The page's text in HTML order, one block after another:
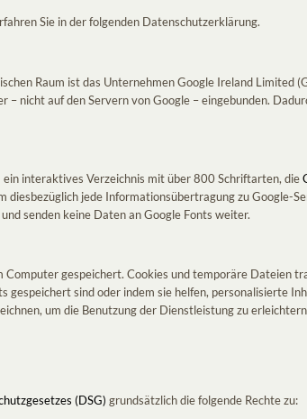
Sie in der folgenden Datenschutzerklärung.
Raum ist das Unternehmen Google Ireland Limited
nicht auf den Servern von Google – eingebunden.
ein interaktives Verzeichnis mit über 800 Schriftarten, die
diesbezüglich jede Informationsübertragung zu Google-
senden keine Daten an Google Fonts weiter.
gespeichert. Cookies und temporäre Dateien
sind oder indem sie helfen, personalisierte
um die Benutzung der Dienstleistung zu
(DSG) grundsätzlich die folgende Rechte zu: